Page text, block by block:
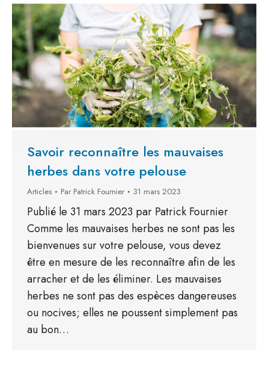
Savoir reconnaître les mauvaises
herbes dans votre pelouse
Articles Par Patrick Fournier 31 mars 2023
Publié le 31 mars 2023 par Patrick Fournier
Comme les mauvaises herbes ne sont pas les
bienvenues sur votre pelouse, vous devez
être en mesure de les reconnaître afin de les
arracher et de les éliminer. Les mauvaises
herbes ne sont pas des espèces dangereuses
ou nocives; elles ne poussent simplement pas
au bon…